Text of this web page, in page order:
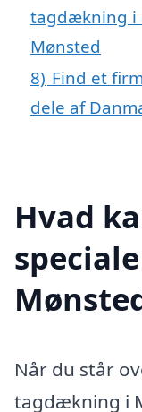
tagdækning i
Mønsted
8) Find et
dele af
Hvad
Når du står
tagdækning i